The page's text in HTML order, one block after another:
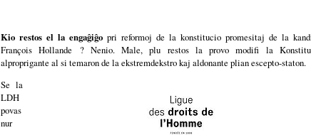
Kio restos el la engaĝiĝo pri reformoj de la konstitucio promesitaj de la
François Hollande ? Nenio. Male, plu restos la provo modifi la
alproprigante al si temaron de la ekstremdekstro kaj aldonante plian escepto-staton.
Se la
LDH
povas
nur